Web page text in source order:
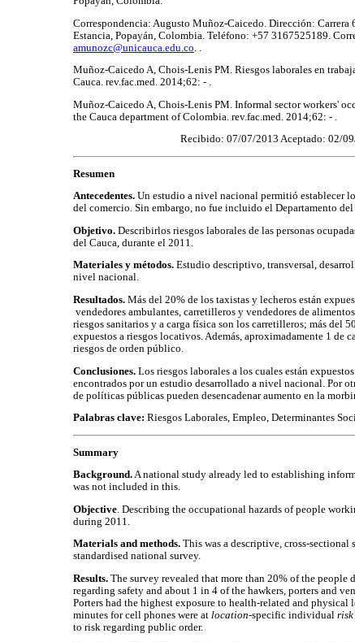
Correspondencia: Augusto Muñoz-Caicedo. Dirección: Carrera
Estancia, Popayán, Colombia. Teléfono: +57 3167525189.
amunozc@unicauca.edu.co
Muñoz-Caicedo A, Chois-Lenis PM. Riesgos laborales en
Cauca. rev.fac.med. 2014;62: - .
Muñoz-Caicedo A, Chois-Lenis PM. Informal sector workers'
the Cauca department of Colombia. rev.fac.med. 2014;62: - .
Recibido: 07/07/2013 Aceptado: 02/
Resumen
Antecedentes. Un estudio a nivel nacional permitió establecer
del comercio. Sin embargo, no fue incluido el Departamento del
Objetivo. Describirlos riesgos laborales de las personas
del Cauca, durante el 2011.
Materiales y métodos. Estudio descriptivo, transversal,
nivel nacional.
Resultados. Más del 20% de los taxistas y lecheros están
vendedores ambulantes, carretilleros y vendedores de
riesgos sanitarios y a carga física son los carretilleros; más del
expuestos a riesgos locativos. Además, aproximadamente 1 de
riesgos de orden público.
Conclusiones. Los riesgos laborales a los cuales están
encontrados por un estudio desarrollado a nivel nacional. Por
de políticas públicas pueden desencadenar aumento en la
Palabras clave: Riesgos Laborales, Empleo, Determinantes
Summary
Background.A national study already led to establishing
was not included in this.
Objective . Describing the occupational hazards of people
during 2011.
Materials and methods. This was a descriptive, cross-
standardised national survey.
Results. The survey revealed that more than 20% of the
regarding safety and about 1 in 4 of the hawkers, porters and
Porters had the highest exposure to health-related and
minutes for cell phones were at location-specific individual risk
to risk regarding public order.